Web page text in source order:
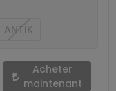
ANTİK
Acheter
maintenant